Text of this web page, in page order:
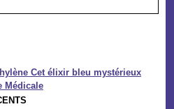
Cet élixir bleu mystérieux
Médicale